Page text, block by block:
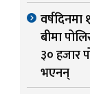
बीमा
३० हजार
भएनन्